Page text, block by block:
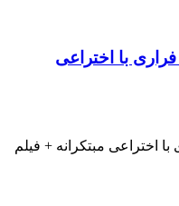
با اختراعی
اختراعی مبتکرانه + فیلم